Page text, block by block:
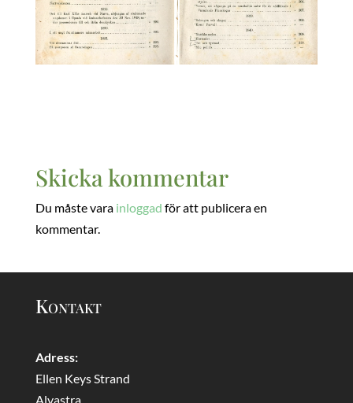
Skicka kommentar
Du måste vara inloggad för att publicera en
kommentar.
Kontakt
Adress:
Ellen Keys Strand
Alvastra